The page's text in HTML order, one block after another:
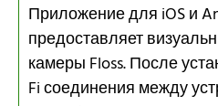
Приложение для iOS и
предоставляет
камеры Floss. После
Fi соединения между